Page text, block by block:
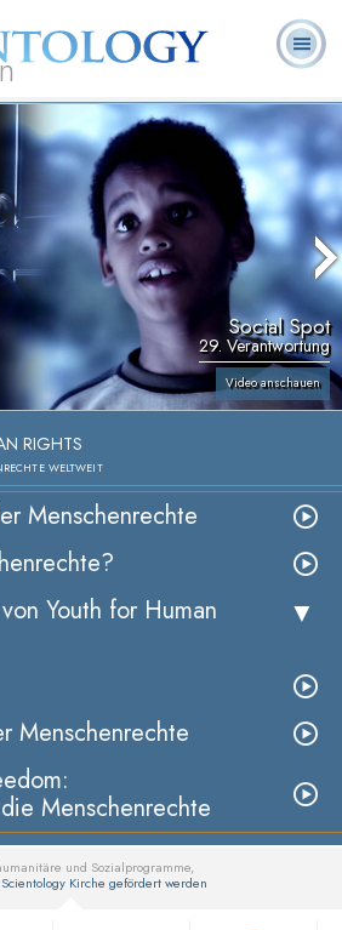
Ehrenamtliche
Häufig gestellte
Fragen
Social Spot
29. Verantwortung
Video anschauen
RIGHTS
WELTWEIT
Menschenrechte
Youth for Human
Menschenrechte
Menschenrechte
und Sozialprogramme,
Kirche gefördert werden